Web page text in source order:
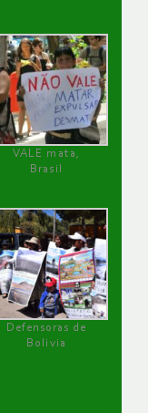
VALE mata,
Brasil
Defensoras de
Bolivia